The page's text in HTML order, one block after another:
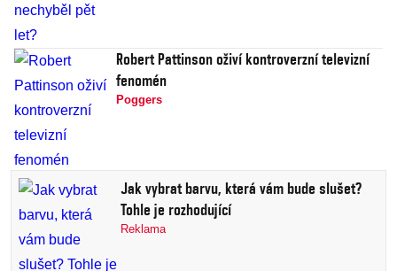
Robert Pattinson oživí kontroverzní televizní
fenomén
Poggers
Jak vybrat barvu, která vám bude slušet?
Tohle je rozhodující
Reklama